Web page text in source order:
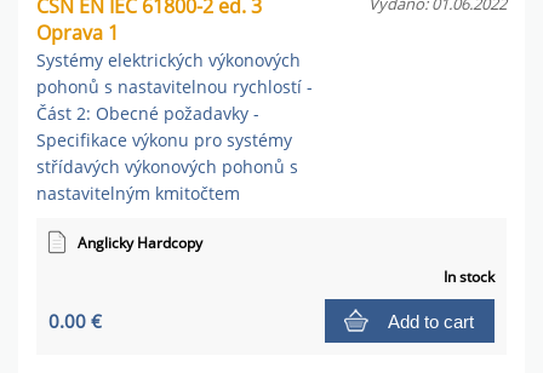
ČSN EN IEC 61800-2 ed. 3
Oprava 1
Systémy elektrických výkonových
pohonů s nastavitelnou rychlostí -
Část 2: Obecné požadavky -
Specifikace výkonu pro systémy
střídavých výkonových pohonů s
nastavitelným kmitočtem
Anglicky Hardcopy
In stock
0.00 € Add to cart